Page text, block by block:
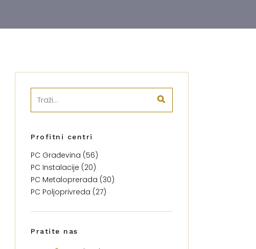
Profitni centri
PC Građevina (56)
PC Instalacije (20)
PC Metaloprerada (30)
PC Poljoprivreda (27)
Pratite nas